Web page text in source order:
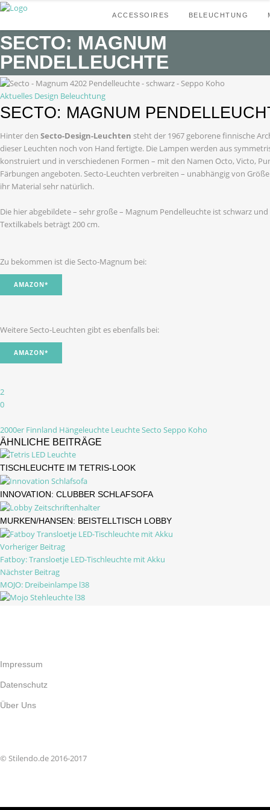
ACCESSOIRES BELEUCHTUNG
SECTO: MAGNUM
PENDELLEUCHTE
Aktuelles Design Beleuchtung
SECTO: MAGNUM
Hinter den Secto-Design-Leuchten steht der 1967 geborene finnische
dieser Leuchten noch von Hand fertigte. Die Lampen werden aus
konstruiert und in verschiedenen Formen – mit den Namen Octo, Victo,
Färbungen angeboten. Secto-Leuchten verbreiten – unabhängig von
ihr Material sehr natürlich.
Die hier abgebildete – sehr große – Magnum Pendelleuchte ist schwarz
Textilkabels beträgt 200 cm.
Zu bekommen ist die Secto-Magnum bei:
AMAZON*
Weitere Secto-Leuchten gibt es ebenfalls bei:
AMAZON*
2
0
2000er Finnland Hängeleuchte LeuchteSecto Seppo Koho
ÄHNLICHE BEITRÄGE
TISCHLEUCHTE IM TETRIS-LOOK
INNOVATION: CLUBBER SCHLAFSOFA
MURKEN/HANSEN: BEISTELLTISCH LOBBY
Vorheriger Beitrag
Fatboy: Transloetje LED-Tischleuchte mit Akku
Nächster Beitrag
MOJO: Dreibeinlampe l38
Impressum
Datenschutz
Über Uns
© Stilendo.de 2016-2017